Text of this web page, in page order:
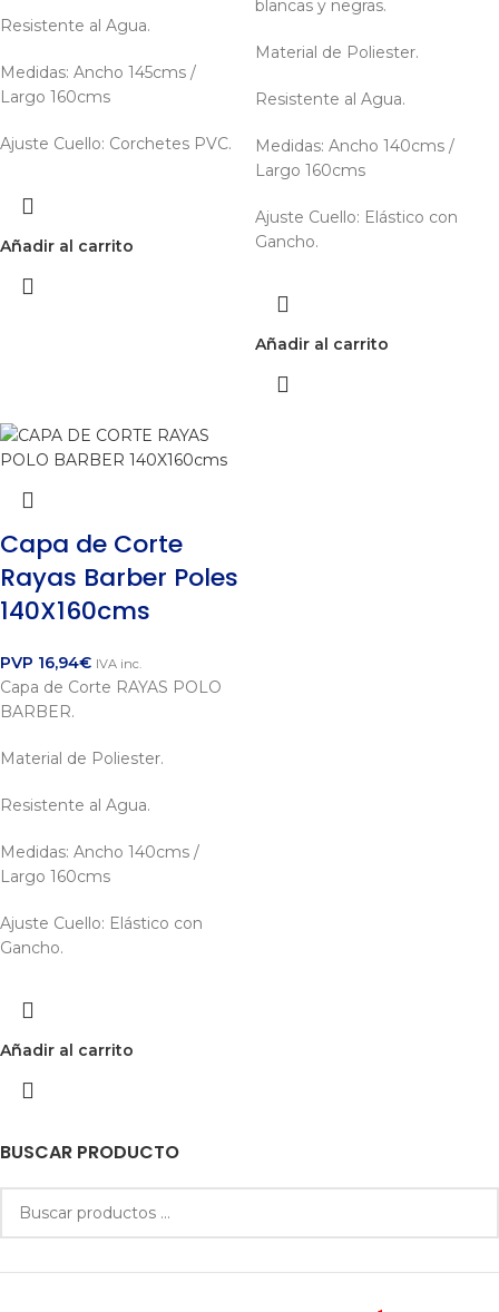
BUSCAR PRODUCTO
Resistente al Agua.
Medidas: Ancho 145cms /
Largo 160cms
Ajuste Cuello: Corchetes PVC.
Añadir al carrito
blancas y negras.
Material de Poliester.
Resistente al Agua.
Medidas: Ancho 140cms /
Largo 160cms
Ajuste Cuello: Elástico con
Gancho.
Añadir al carrito
Capa de Corte
Rayas Barber Poles
140X160cms
PVP 16,94€ IVA inc.
Capa de Corte RAYAS POLO
BARBER.
Material de Poliester.
Resistente al Agua.
Medidas: Ancho 140cms /
Largo 160cms
Ajuste Cuello: Elástico con
Gancho.
Añadir al carrito